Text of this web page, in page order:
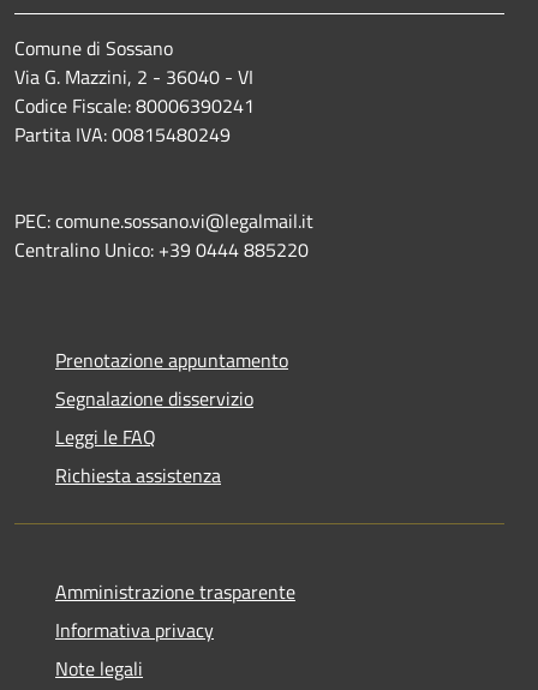
Comune di Sossano
Via G. Mazzini, 2 - 36040 - VI
Codice Fiscale: 80006390241
Partita IVA: 00815480249
PEC: comune.sossano.vi@legalmail.it
Centralino Unico: +39 0444 885220
Prenotazione appuntamento
Segnalazione disservizio
Leggi le FAQ
Richiesta assistenza
Amministrazione trasparente
Informativa privacy
Note legali